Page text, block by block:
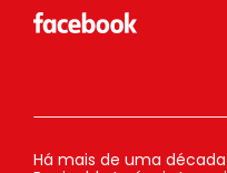
Há mais de uma